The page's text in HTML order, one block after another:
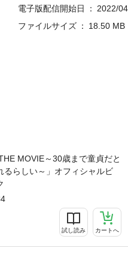
MOVIE～30歳まで童貞だと
るらしい～」オフィシャルビ
試し読み カートへ
電子版配信開始日
2022/
ファイルサイズ
18.50 MB